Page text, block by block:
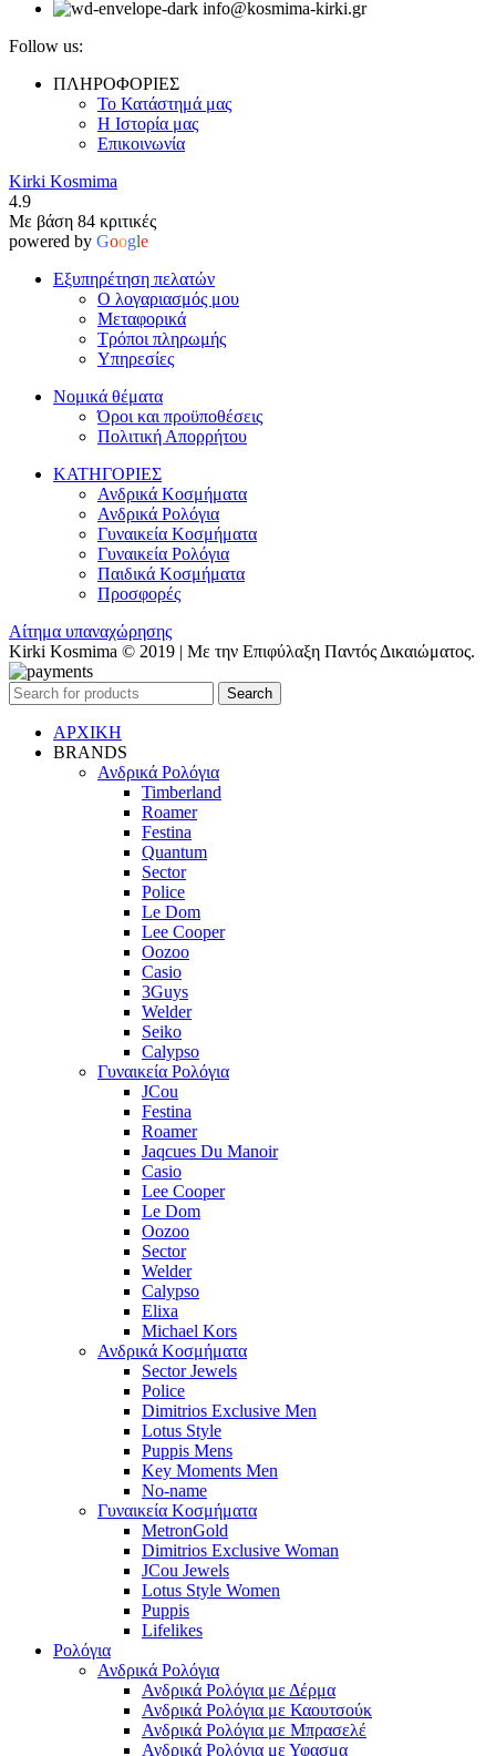
info@kosmima-kirki.gr
Follow us:
ΠΛΗΡΟΦΟΡΙΕΣ
Το Κατάστημά μας
Η Ιστορία μας
Επικοινωνία
Kirki Kosmima
4.9
Με βάση 84 κριτικές
powered by Google
Εξυπηρέτηση πελατών
Ο λογαριασμός μου
Μεταφορικά
Τρόποι πληρωμής
Υπηρεσίες
Νομικά θέματα
Όροι και προϋποθέσεις
Πολιτική Απορρήτου
ΚΑΤΗΓΟΡΙΕΣ
Ανδρικά Κοσμήματα
Ανδρικά Ρολόγια
Γυναικεία Κοσμήματα
Γυναικεία Ρολόγια
Παιδικά Κοσμήματα
Προσφορές
Αίτημα υπαναχώρησης
Kirki Kosmima © 2019 | Με την Επιφύλαξη Παντός Δικαιώματος.
Search
ΑΡΧΙΚΗ
BRANDS
Ανδρικά Ρολόγια
Timberland
Roamer
Festina
Quantum
Sector
Police
Le Dom
Lee Cooper
Oozoo
Casio
3Guys
Welder
Seiko
Calypso
Γυναικεία Ρολόγια
JCou
Festina
Roamer
Jaqcues Du Manoir
Casio
Lee Cooper
Le Dom
Oozoo
Sector
Welder
Calypso
Elixa
Michael Kors
Ανδρικά Κοσμήματα
Sector Jewels
Police
Dimitrios Exclusive Men
Lotus Style
Puppis Mens
Key Moments Men
No-name
Γυναικεία Κοσμήματα
MetronGold
Dimitrios Exclusive Woman
JCou Jewels
Lotus Style Women
Puppis
Lifelikes
Ρολόγια
Ανδρικά Ρολόγια
Ανδρικά Ρολόγια με Δέρμα
Ανδρικά Ρολόγια με Καουτσούκ
Ανδρικά Ρολόγια με Μπρασελέ
Ανδρικά Ρολόγια με Υφασμα